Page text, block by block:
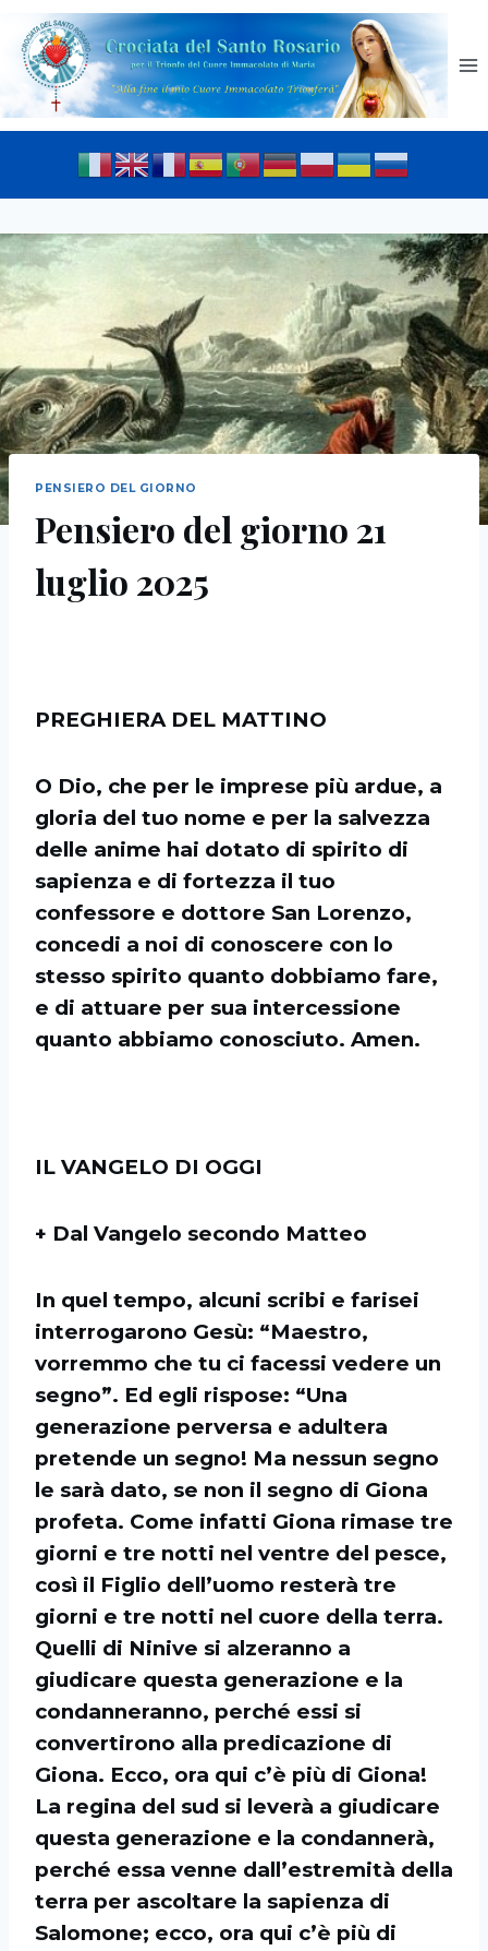
PENSIERO DEL GIORNO
Pensiero del giorno 21
luglio 2025
PREGHIERA DEL MATTINO
O Dio, che per le imprese più ardue, a
gloria del tuo nome e per la salvezza
delle anime hai dotato di spirito di
sapienza e di fortezza il tuo
confessore e dottore San Lorenzo,
concedi a noi di conoscere con lo
stesso spirito quanto dobbiamo fare,
e di attuare per sua intercessione
quanto abbiamo conosciuto. Amen.
IL VANGELO DI OGGI
+ Dal Vangelo secondo Matteo
In quel tempo, alcuni scribi e farisei
interrogarono Gesù: “Maestro,
vorremmo che tu ci facessi vedere un
segno”. Ed egli rispose: “Una
generazione perversa e adultera
pretende un segno! Ma nessun segno
le sarà dato, se non il segno di Giona
profeta. Come infatti Giona rimase tre
giorni e tre notti nel ventre del pesce,
così il Figlio dell’uomo resterà tre
giorni e tre notti nel cuore della terra.
Quelli di Ninive si alzeranno a
giudicare questa generazione e la
condanneranno, perché essi si
convertirono alla predicazione di
Giona. Ecco, ora qui c’è più di Giona!
La regina del sud si leverà a giudicare
questa generazione e la condannerà,
perché essa venne dall’estremità della
terra per ascoltare la sapienza di
Salomone; ecco, ora qui c’è più di